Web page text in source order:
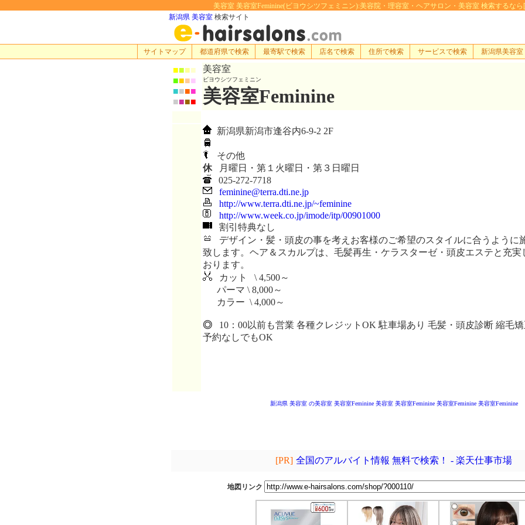
美容室 美容室Feminine(ビヨウシツフェミニン):美容院・理容室・ヘアサロン・美容室 検索するなら
新潟県 美容室 検索サイト
サイトマップ 都道府県で検索 最寄駅で検索 店名で検索 住所で検索 サービスで検索 新潟県美容室
■■■■
■■■■
■■■■
■■■■
美容室
ビヨウシツフェミニン
美容室Feminine
新潟県新潟市逢谷内6-9-2 2F
その他
休月曜日・第１火曜日・第３日曜日
025-272-7718
feminine@terra.dti.ne.jp
http://www.terra.dti.ne.jp/~feminine
http://www.week.co.jp/imode/itp/00901000
割引特典なし
デザイン・髪・頭皮の事を考えお客様のご希望のスタイルに合うように
致します。ヘア＆スカルプは、毛髪再生・ケラスターゼ・頭皮エステと充実
おります。
カット \ 4,500～
パーマ \ 8,000～
カラー \ 4,000～
◎ 10：00以前も営業 各種クレジットOK 駐車場あり 毛髪・頭皮診断 縮毛
予約なしでもOK
新潟県 美容室 の美容室 美容室Feminine 美容室 美容室Feminine 美容室Feminine 美容室Feminine
[PR] 全国のアルバイト情報 無料で検索！ - 楽天仕事市場
地図リンク